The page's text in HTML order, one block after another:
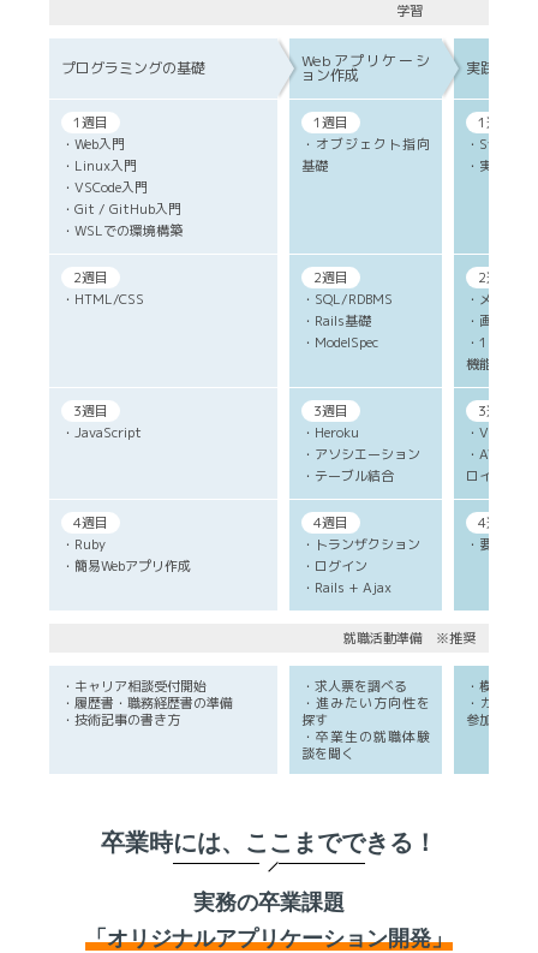
学習
プログラミングの基礎 Webアプリケーシ
ョン作成 実践スキ
1週目
・Web入門
・Linux入門
・VSCode入門
・Git / GitHub入門
・WSLでの環境構築
1週目
・オブジェクト指向
基礎
1週目
・
・実技研修
2週目
・HTML/CSS
2週目
・SQL/RDBMS
・Rails基礎
・ModelSpec
2週目(技
・メール機
・画像ア
・1対1の
機能
3週目
・JavaScript
3週目
・Heroku
・アソシエーション
・テーブル結合
3週目
・Vim
・AWS
ロイ
4週目
・Ruby
・簡易Webアプリ作成
4週目
・トランザクション
・ログイン
・Rails + Ajax
4週目
・要件定義
就職活動準備 ※推奨
・キャリア相談受付開始
・履歴書・職務経歴書の準備
・技術記事の書き方
・求人票を調べる
・進みたい方向性を
探す
・卒業生の就職体験
談を聞く
・模擬面接
・カジュ
参加
卒業時には、ここまでできる！
実務の卒業課題
「オリジナルアプリケーション開発」